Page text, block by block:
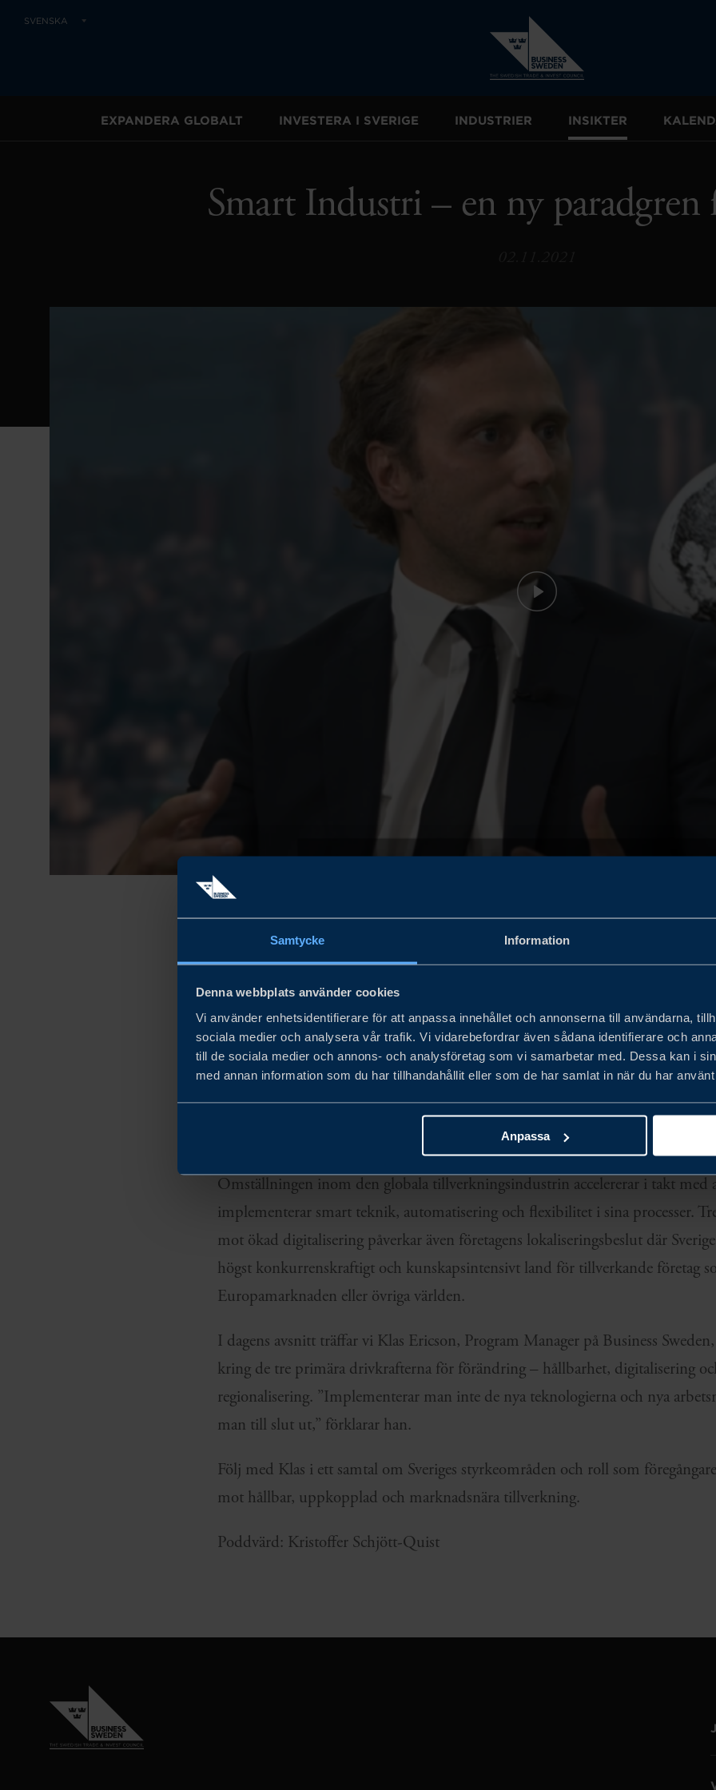
Samtycke Information
Denna webbplats använder cookies
Vi använder enhetsidentifierare för att anpassa innehållet och annonserna till användarna,
sociala medier och analysera vår trafik. Vi vidarebefordrar även sådana identifierare och
till de sociala medier och annons- och analysföretag som vi samarbetar med. Dessa kan i
med annan information som du har tillhandahållit eller som de har samlat in när du har
Anpassa
SVENSKA
EXPANDERA GLOBALT INVESTERA I SVERIGE INDUSTRIER INSIKTER
Smart Industri – en ny paradgren
Varför lönar det sig att lokalisera fabriker och tillverka
Och vilka är Sveriges styrkeområden i digitaliseringen
Svaren får du i detta podd-TV avsnitt där Klas
Business Sweden, beskriver möjligheterna i skiftet
tillverkning.
Omställningen inom den globala tillverkningsindustrin accelererar i takt med
implementerar smart teknik, automatisering och flexibilitet i sina processer.
mot ökad digitalisering påverkar även företagens lokaliseringsbeslut där
högst konkurrenskraftigt och kunskapsintensivt land för tillverkande företag
Europamarknaden eller övriga världen.
I dagens avsnitt träffar vi Klas Ericson, Program Manager på Business
kring de tre primära drivkrafterna för förändring – hållbarhet, digitalisering
regionalisering. ”Implementerar man inte de nya teknologierna och nya
man till slut ut,” förklarar han.
Följ med Klas i ett samtal om Sveriges styrkeområden och roll som
mot hållbar, uppkopplad och marknadsnära tillverkning.
Poddvärd: Kristoffer Schjött-Quist